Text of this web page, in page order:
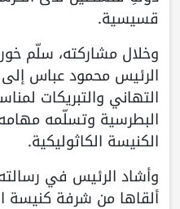
قسيسية.
وخلال مشاركته، سلّم
الرئيس محمود عباس إلى
التهاني والتبريكات
البطرسية وتسلّمه
الكنيسة الكاثوليكية.
وأشاد الرئيس في رسالته
ألقاها من شرفة